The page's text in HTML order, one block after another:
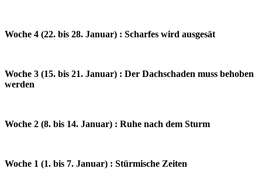
Woche 4 (22. bis 28. Januar) : Scharfes wird ausgesät
Woche 3 (15. bis 21. Januar) : Der Dachschaden muss behoben
werden
Woche 2 (8. bis 14. Januar) : Ruhe nach dem Sturm
Woche 1 (1. bis 7. Januar) : Stürmische Zeiten